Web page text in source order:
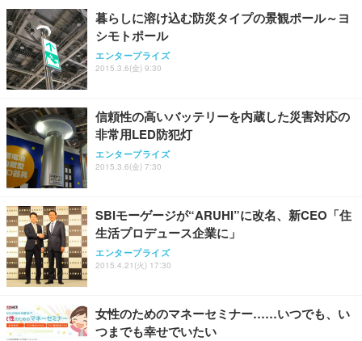
暮らしに溶け込む防災タイプの景観ポール～ヨ
シモトポール
エンタープライズ
2015.3.6(金) 9:30
信頼性の高いバッテリーを内蔵した災害対応の
非常用LED防犯灯
エンタープライズ
2015.3.6(金) 7:30
SBIモーゲージが“ARUHI”に改名、新CEO「住
生活プロデュース企業に」
エンタープライズ
2015.4.21(火) 17:30
女性のためのマネーセミナー……いつでも、い
つまでも幸せでいたい